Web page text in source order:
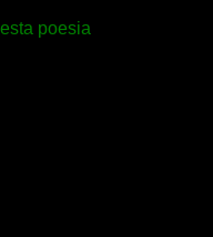
poesia